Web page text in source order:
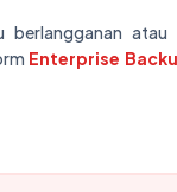
berlangganan
Enterprise